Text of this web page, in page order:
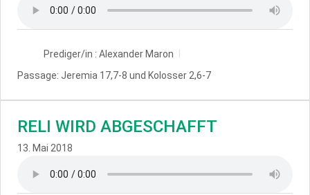
Prediger/in : Alexander Maron
Passage: Jeremia 17,7-8 und Kolosser 2,6-7
RELI WIRD ABGESCHAFFT
13. Mai 2018